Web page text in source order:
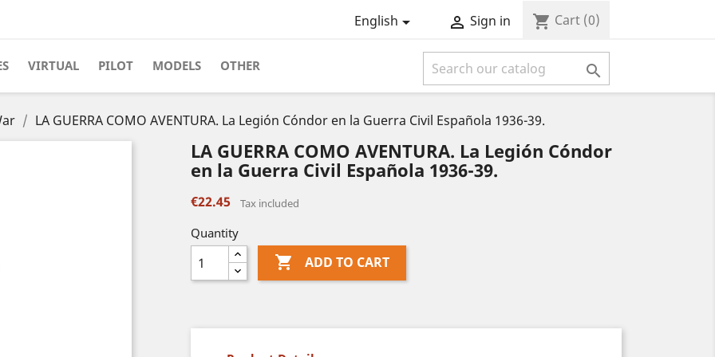
English  Sign in shopping_cart Cart (0)
VIRTUAL PILOT MODELS OTHER 
LA GUERRA COMO AVENTURA. La Legión Cóndor en la Guerra Civil Española 1936-39.
LA GUERRA COMO AVENTURA. La Legión Cóndor
en la Guerra Civil Española 1936-39.
€22.45 Tax included
Quantity
 ADD TO CART